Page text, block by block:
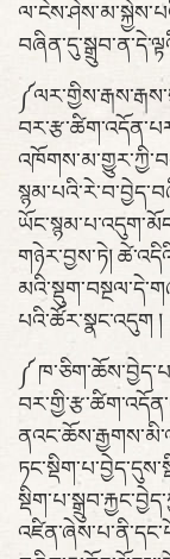
གཉེར་བྱས་ཏེ།
པའི་ཚོར་སྣང་འདུག །
༼